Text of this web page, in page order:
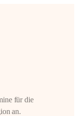
für die
an.